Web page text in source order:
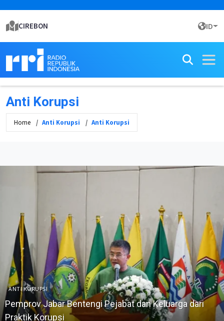
CIREBON ID
Anti Korupsi
Home Anti Korupsi Anti Korupsi
ANTI KORUPSI
Pemprov Jabar Bentengi Pejabat dan Keluarga dari
Praktik Korupsi